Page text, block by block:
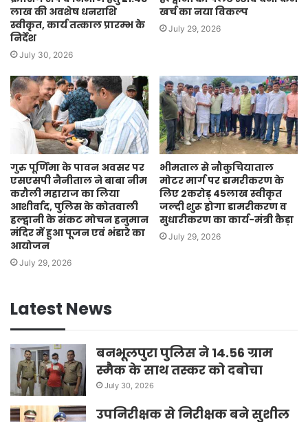
लाख की अवशेष धनराशि
स्वीकृत, कार्य तत्काल प्रारम्भ के
निर्देश
July 30, 2026
खर्च का नया विकल्प
July 29, 2026
गुरु पूर्णिमा के पावन अवसर पर
एसएसपी नैनीताल ने बाबा नीम
करौली महाराज का लिया
आशीर्वाद, पुलिस के कोतवाली
हल्द्वानी के संकट मोचन हनुमान
मंदिर में हुआ पूजन एवं भंडारे का
आयोजन
July 29, 2026
भीमताल से नौकुचियाताल
मोटर मार्ग पर डामरीकरण के
लिए 2करोड़ 45लाख स्वीकृत
जल्दी शुरू होगा डामरीकरण व
सुधारीकरण का कार्य-मंत्री कैड़ा
July 29, 2026
Latest News
बनभूलपुरा पुलिस ने 14.56 ग्राम
स्मैक के साथ तस्कर को दबोचा
July 30, 2026
उपनिरीक्षक से निरीक्षक बने सुशील